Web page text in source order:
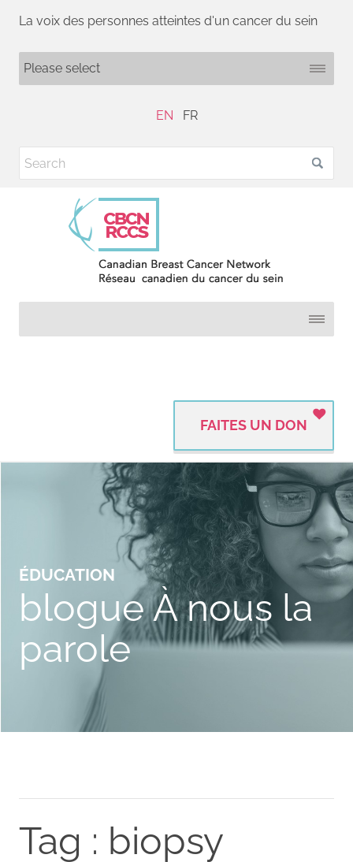
La voix des personnes atteintes d'un cancer du sein
EN FR
FAITES UN DON
ÉDUCATION
blogue À nous la
parole
Tag : biopsy